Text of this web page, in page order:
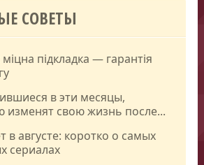
СОВЕТЫ
підкладка — гарантія
в эти месяцы,
изменят свою жизнь после...
в августе: коротко о самых
сериалах